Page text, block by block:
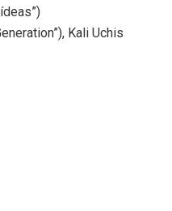
Kali Uchis